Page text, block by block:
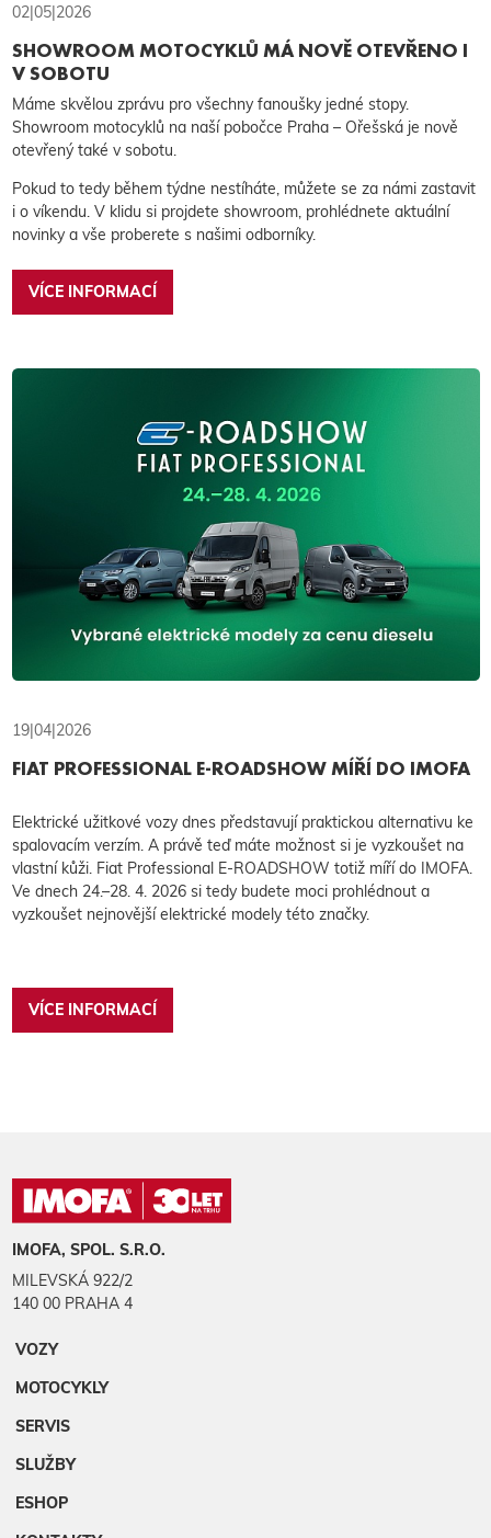
02|05|2026
SHOWROOM MOTOCYKLŮ MÁ NOVĚ OTEVŘENO I
V SOBOTU
Máme skvělou zprávu pro všechny fanoušky jedné stopy.
Showroom motocyklů na naší pobočce Praha – Ořešská je nově
otevřený také v sobotu.
Pokud to tedy během týdne nestíháte, můžete se za námi zastavit
i o víkendu. V klidu si projdete showroom, prohlédnete aktuální
novinky a vše proberete s našimi odborníky.
VÍCE INFORMACÍ
19|04|2026
FIAT PROFESSIONAL E-ROADSHOW MÍŘÍ DO IMOFA
Elektrické užitkové vozy dnes představují praktickou alternativu ke
spalovacím verzím. A právě teď máte možnost si je vyzkoušet na
vlastní kůži. Fiat Professional E-ROADSHOW totiž míří do IMOFA.
Ve dnech 24.–28. 4. 2026 si tedy budete moci prohlédnout a
vyzkoušet nejnovější elektrické modely této značky.
VÍCE INFORMACÍ
IMOFA, SPOL. S.R.O.
MILEVSKÁ 922/2
140 00 PRAHA 4
VOZY
MOTOCYKLY
SERVIS
SLUŽBY
ESHOP